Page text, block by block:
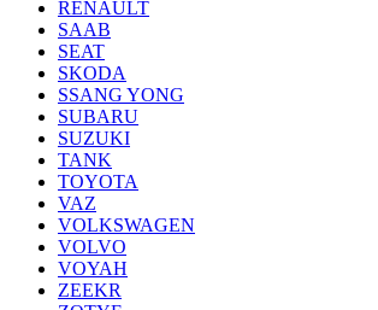
RENAULT
SAAB
SEAT
SKODA
SSANG YONG
SUBARU
SUZUKI
TANK
TOYOTA
VAZ
VOLKSWAGEN
VOLVO
VOYAH
ZEEKR